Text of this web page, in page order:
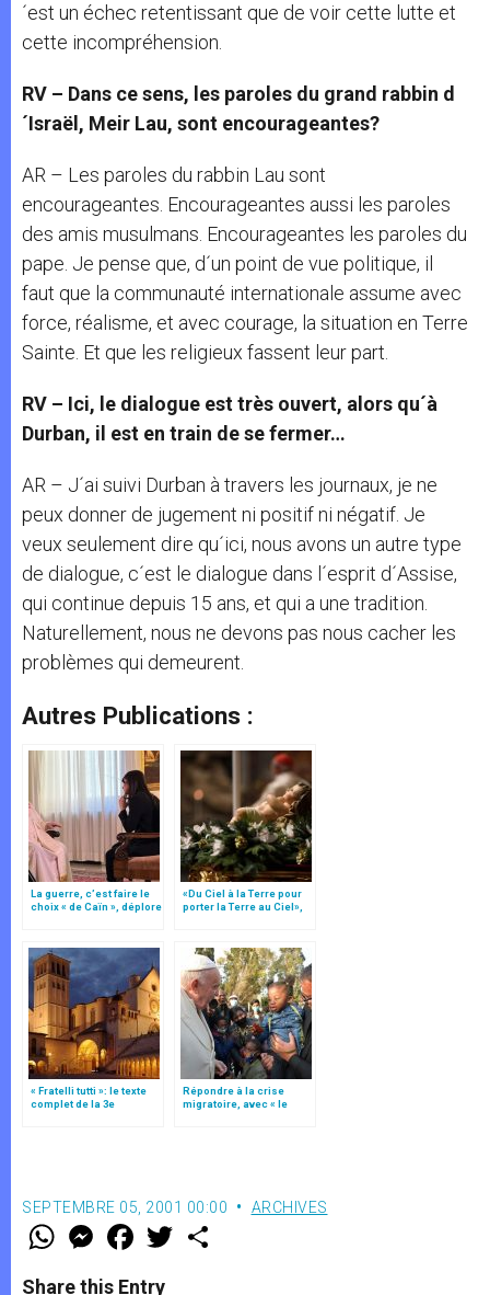
´est un échec retentissant que de voir cette lutte et
cette incompréhension.
RV – Dans ce sens, les paroles du grand rabbin d
´Israël, Meir Lau, sont encourageantes?
AR – Les paroles du rabbin Lau sont
encourageantes. Encourageantes aussi les paroles
des amis musulmans. Encourageantes les paroles du
pape. Je pense que, d´un point de vue politique, il
faut que la communauté internationale assume avec
force, réalisme, et avec courage, la situation en Terre
Sainte. Et que les religieux fassent leur part.
RV – Ici, le dialogue est très ouvert, alors qu´à
Durban, il est en train de se fermer…
AR – J´ai suivi Durban à travers les journaux, je ne
peux donner de jugement ni positif ni négatif. Je
veux seulement dire qu´ici, nous avons un autre type
de dialogue, c´est le dialogue dans l´esprit d´Assise,
qui continue depuis 15 ans, et qui a une tradition.
Naturellement, nous ne devons pas nous cacher les
problèmes qui demeurent.
Autres Publications :
La guerre, c’est faire le
choix « de Caïn », déplore
«Du Ciel à la Terre pour
porter la Terre au Ciel»,
« Fratelli tutti »: le texte
complet de la 3e
Répondre à la crise
migratoire, avec « le
SEPTEMBRE 05, 2001 00:00 ARCHIVES
W
t
M
e
s
F
a
e
w
Share this Entry